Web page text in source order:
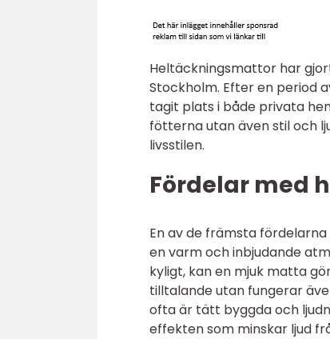
Heltäckningsmattor har
Stockholm. Efter en period
tagit plats i både privata
fötterna utan även stil och
livsstilen.
Fördelar med
En av de främsta
en varm och inbjudande
kyligt, kan en mjuk matta
tilltalande utan fungerar
ofta är tätt byggda och
effekten som minskar ljud